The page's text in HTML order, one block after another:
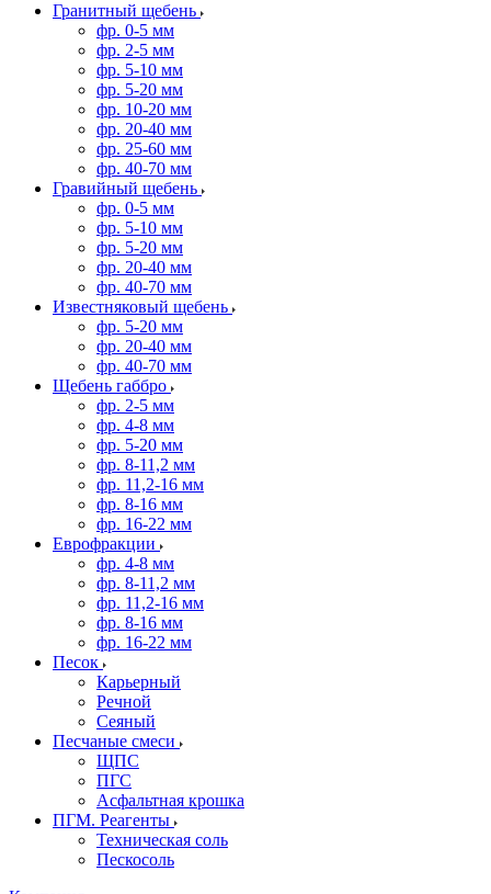
Гранитный щебень
фр. 0-5 мм
фр. 2-5 мм
фр. 5-10 мм
фр. 5-20 мм
фр. 10-20 мм
фр. 20-40 мм
фр. 25-60 мм
фр. 40-70 мм
Гравийный щебень
фр. 0-5 мм
фр. 5-10 мм
фр. 5-20 мм
фр. 20-40 мм
фр. 40-70 мм
Известняковый щебень
фр. 5-20 мм
фр. 20-40 мм
фр. 40-70 мм
Щебень габбро
фр. 2-5 мм
фр. 4-8 мм
фр. 5-20 мм
фр. 8-11,2 мм
фр. 11,2-16 мм
фр. 8-16 мм
фр. 16-22 мм
Еврофракции
фр. 4-8 мм
фр. 8-11,2 мм
фр. 11,2-16 мм
фр. 8-16 мм
фр. 16-22 мм
Песок
Карьерный
Речной
Сеяный
Песчаные смеси
ЩПС
ПГС
Асфальтная крошка
ПГМ. Реагенты
Техническая соль
Пескосоль